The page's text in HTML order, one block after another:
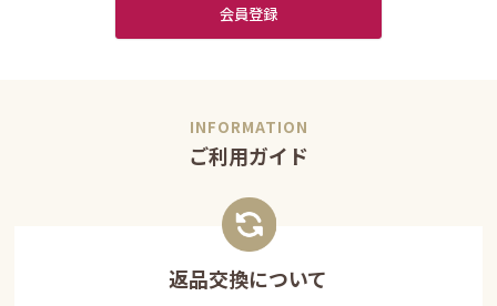
会員登録
ご利用ガイド
返品交換について